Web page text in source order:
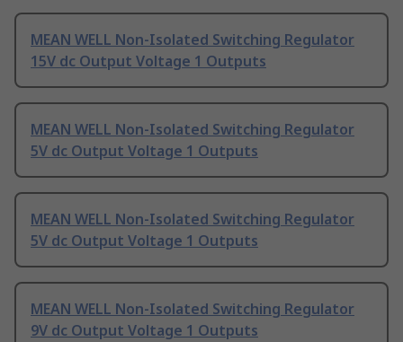
MEAN WELL Non-Isolated Switching Regulator
15V dc Output Voltage 1 Outputs
MEAN WELL Non-Isolated Switching Regulator
5V dc Output Voltage 1 Outputs
MEAN WELL Non-Isolated Switching Regulator
5V dc Output Voltage 1 Outputs
MEAN WELL Non-Isolated Switching Regulator
9V dc Output Voltage 1 Outputs